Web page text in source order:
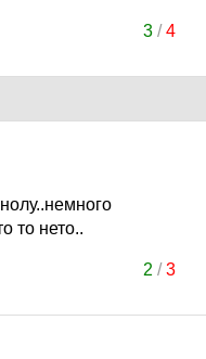
3/4
то нето..
2 /3